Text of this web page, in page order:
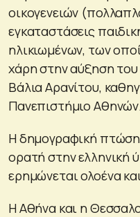
οικογενειών
εγκαταστάσεις
ηλικιωμένων, των
χάρη στην αύξηση
Βάλια Αρανίτου,
Πανεπιστήμιο Αθηνών.
Η δημογραφική πτώση
ορατή στην ελληνική
ερημώνεται ολοένα
Η Αθήνα και η